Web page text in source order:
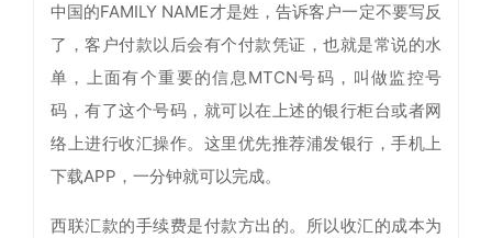
中国的FAMILY NAME才是姓，告诉客户一定不要写反
了，客户付款以后会有个付款凭证，也就是常说的水
单，上面有个重要的信息MTCN号码，叫做监控号
码，有了这个号码，就可以在上述的银行柜台或者网
络上进行收汇操作。这里优先推荐浦发银行，手机上
下载APP，一分钟就可以完成。
西联汇款的手续费是付款方出的。所以收汇的成本为